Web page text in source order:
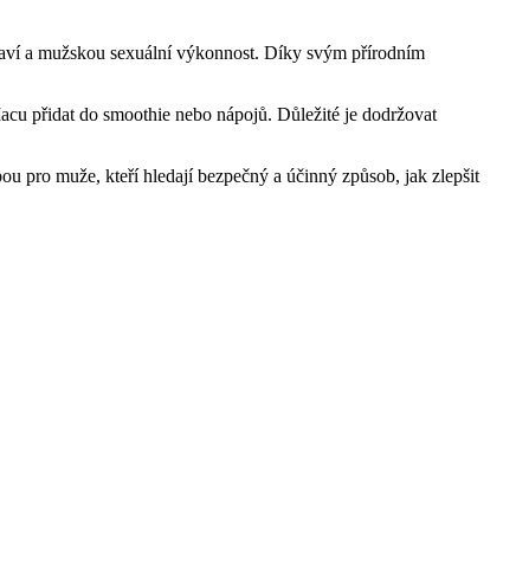
a mužskou sexuální výkonnost. Díky svým přírodním
přidat do smoothie nebo nápojů. Důležité je dodržovat
pro muže, kteří hledají bezpečný a účinný způsob, jak zlepšit